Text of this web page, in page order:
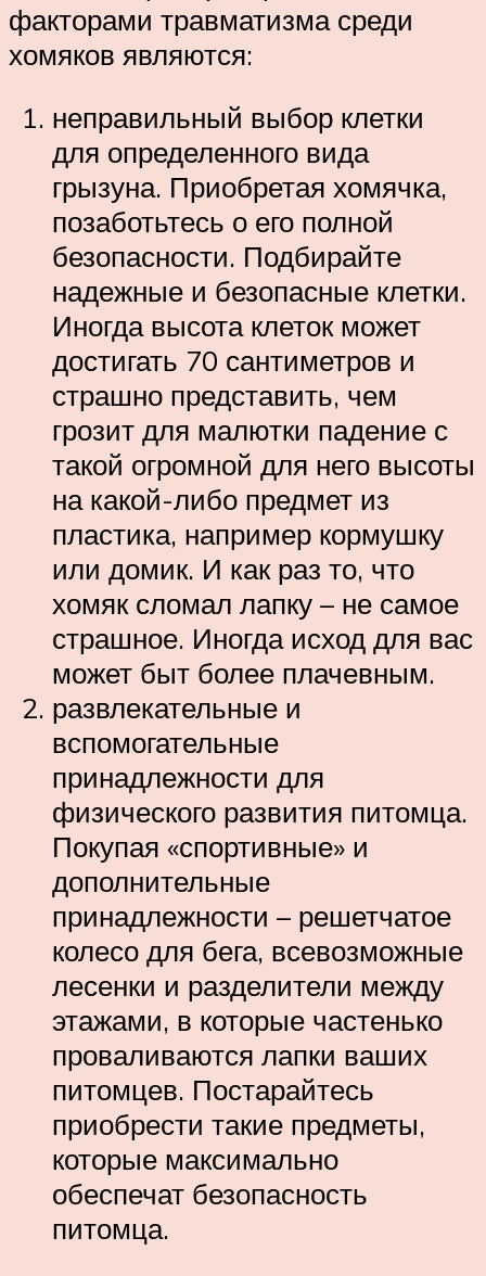
факторами травматизма среди
хомяков являются:
неправильный выбор клетки
для определенного вида
грызуна. Приобретая хомячка,
позаботьтесь о его полной
безопасности. Подбирайте
надежные и безопасные клетки.
Иногда высота клеток может
достигать 70 сантиметров и
страшно представить, чем
грозит для малютки падение с
такой огромной для него высоты
на какой-либо предмет из
пластика, например кормушку
или домик. И как раз то, что
хомяк сломал лапку – не самое
страшное. Иногда исход для вас
может быт более плачевным.
развлекательные и
вспомогательные
принадлежности для
физического развития питомца.
Покупая «спортивные» и
дополнительные
принадлежности – решетчатое
колесо для бега, всевозможные
лесенки и разделители между
этажами, в которые частенько
проваливаются лапки ваших
питомцев. Постарайтесь
приобрести такие предметы,
которые максимально
обеспечат безопасность
питомца.